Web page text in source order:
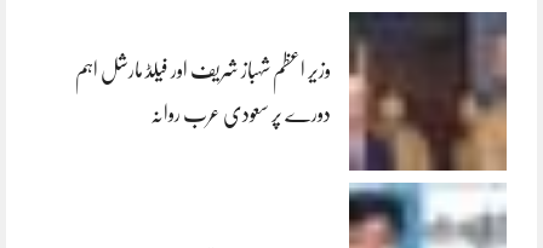
وزیر اعظم شہباز شریف اور فیلڈ مارشل اہم
دورے پر سعودی عرب روانہ